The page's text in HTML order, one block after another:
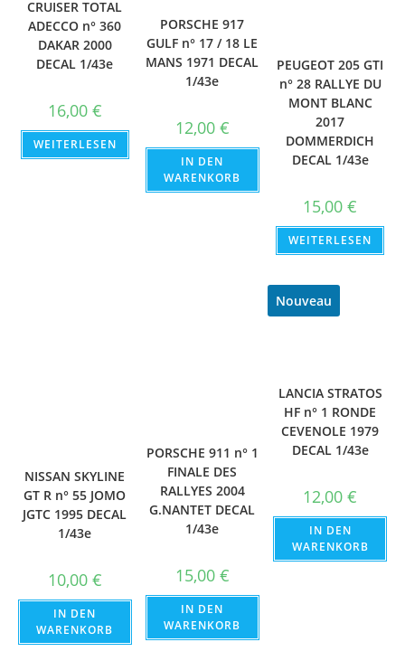
CRUISER TOTAL
ADECCO n° 360
DAKAR 2000
DECAL 1/43e
16,00 €
WEITERLESEN
PORSCHE 917
GULF n° 17 / 18 LE
MANS 1971 DECAL
1/43e
12,00 €
IN DEN
WARENKORB
PEUGEOT 205 GTI
n° 28 RALLYE DU
MONT BLANC
2017
DOMMERDICH
DECAL 1/43e
15,00€
WEITERLESEN
NISSAN SKYLINE
GT R n° 55 JOMO
JGTC 1995 DECAL
1/43e
10,00 €
IN DEN
WARENKORB
PORSCHE 911 n° 1
FINALE DES
RALLYES 2004
G.NANTET DECAL
1/43e
15,00 €
IN DEN
WARENKORB
Nouveau
LANCIA STRATOS
HF n° 1 RONDE
CEVENOLE 1979
DECAL 1/43e
12,00€
IN DEN
WARENKORB